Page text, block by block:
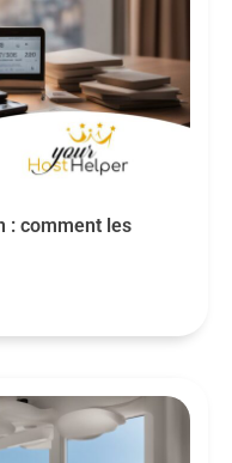
: comment les